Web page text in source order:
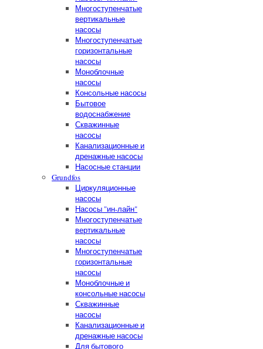
Многоступенчатые
вертикальные
насосы
Многоступенчатые
горизонтальные
насосы
Моноблочные
насосы
Консольные насосы
Бытовое
водоснабжение
Скважинные
насосы
Канализационные и
дренажные насосы
Насосные станции
Grundfos
Циркуляционные
насосы
Насосы "ин-лайн"
Многоступенчатые
вертикальные
насосы
Многоступенчатые
горизонтальные
насосы
Моноблочные и
консольные насосы
Скважинные
насосы
Канализационные и
дренажные насосы
Для бытового